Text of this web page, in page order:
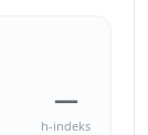
—
h-indeks